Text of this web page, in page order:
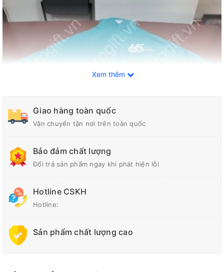
Áo mưa cánh dơi vải dù cao cấp, chính hãng
dù cao cấp
Xem thêm
Giao hàng toàn quốc
Vận chuyển tận nơi trên toàn quốc
Bảo đảm chất lượng
Đổi trả sản phẩm ngay khi phát hiện lỗi
Hotline CSKH
Hotline:
Sản phẩm chất lượng cao